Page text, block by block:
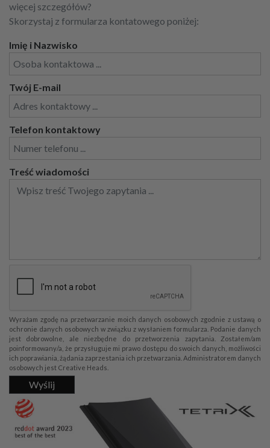
więcej szczegółów?
Skorzystaj z formularza kontatowego poniżej:
Imię i Nazwisko
Twój E-mail
Telefon kontaktowy
Treść wiadomości
Wyrażam zgodę na przetwarzanie moich danych osobowych zgodnie z ustawą o
ochronie danych osobowych w związku z wysłaniem formularza. Podanie danych
jest dobrowolne, ale niezbędne do przetworzenia zapytania. Zostałem/am
poinformowany/a, że przysługuje mi prawo dostępu do swoich danych, możliwości
ich poprawiania, żądania zaprzestania ich przetwarzania. Administratorem danych
osobowych jest Creative Heads.
Wyślij